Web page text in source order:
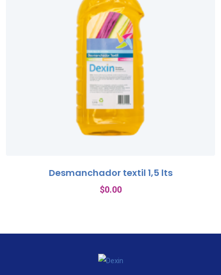
Desmanchador textil 1,5 lts
$0.00